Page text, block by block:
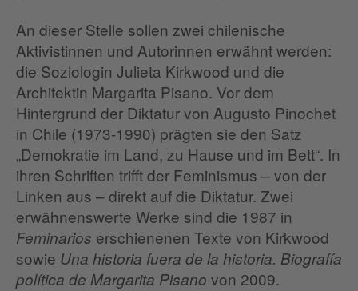
An dieser Stelle sollen zwei chilenische
Aktivistinnen und Autorinnen erwähnt werden:
die Soziologin Julieta Kirkwood und die
Architektin Margarita Pisano. Vor dem
Hintergrund der Diktatur von Augusto Pinochet
in Chile (1973-1990) prägten sie den Satz
„Demokratie im Land, zu Hause und im Bett“. In
ihren Schriften trifft der Feminismus – von der
Linken aus – direkt auf die Diktatur. Zwei
erwähnenswerte Werke sind die 1987 in
Feminarios erschienenen Texte von Kirkwood
sowie Una historia fuera de la historia. Biografía
política de Margarita Pisano von 2009.